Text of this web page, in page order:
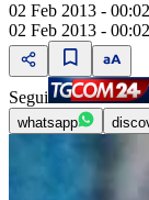
02 Feb 2013 - 00:02
02 Feb 2013 - 00:02
Segui
whatsapp